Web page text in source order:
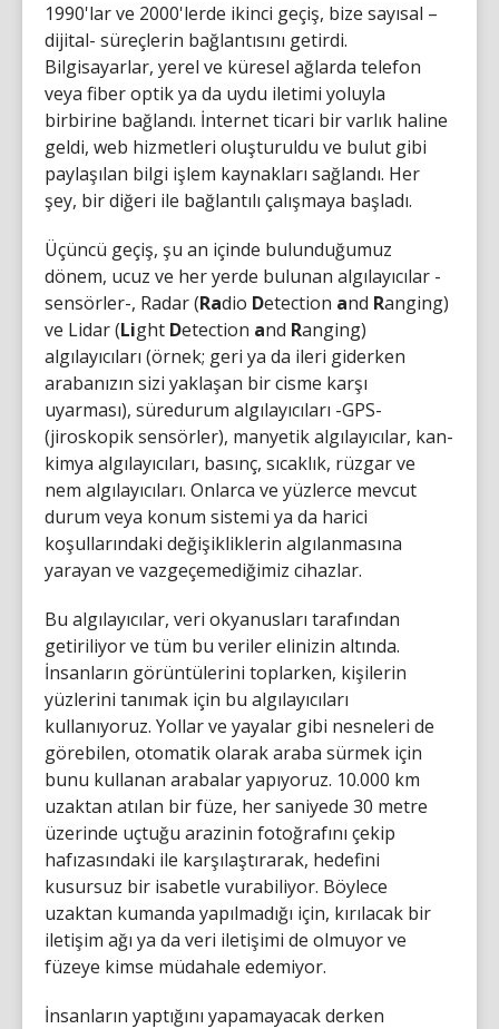
1990'lar ve 2000'lerde ikinci geçiş, bize sayısal –
dijital- süreçlerin bağlantısını getirdi.
Bilgisayarlar, yerel ve küresel ağlarda telefon
veya fiber optik ya da uydu iletimi yoluyla
birbirine bağlandı. İnternet ticari bir varlık haline
geldi, web hizmetleri oluşturuldu ve bulut gibi
paylaşılan bilgi işlem kaynakları sağlandı. Her
şey, bir diğeri ile bağlantılı çalışmaya başladı.
Üçüncü geçiş, şu an içinde bulunduğumuz
dönem, ucuz ve her yerde bulunan algılayıcılar -
sensörler-, Radar (Radio Detection and Ranging)
ve Lidar (Light Detection and Ranging)
algılayıcıları (örnek; geri ya da ileri giderken
arabanızın sizi yaklaşan bir cisme karşı
uyarması), süredurum algılayıcıları -GPS-
(jiroskopik sensörler), manyetik algılayıcılar, kan-
kimya algılayıcıları, basınç, sıcaklık, rüzgar ve
nem algılayıcıları. Onlarca ve yüzlerce mevcut
durum veya konum sistemi ya da harici
koşullarındaki değişikliklerin algılanmasına
yarayan ve vazgeçemediğimiz cihazlar.
Bu algılayıcılar, veri okyanusları tarafından
getiriliyor ve tüm bu veriler elinizin altında.
İnsanların görüntülerini toplarken, kişilerin
yüzlerini tanımak için bu algılayıcıları
kullanıyoruz. Yollar ve yayalar gibi nesneleri de
görebilen, otomatik olarak araba sürmek için
bunu kullanan arabalar yapıyoruz. 10.000 km
uzaktan atılan bir füze, her saniyede 30 metre
üzerinde uçtuğu arazinin fotoğrafını çekip
hafızasındaki ile karşılaştırarak, hedefini
kusursuz bir isabetle vurabiliyor. Böylece
uzaktan kumanda yapılmadığı için, kırılacak bir
iletişim ağı ya da veri iletişimi de olmuyor ve
füzeye kimse müdahale edemiyor.
İnsanların yaptığını yapamayacak derken